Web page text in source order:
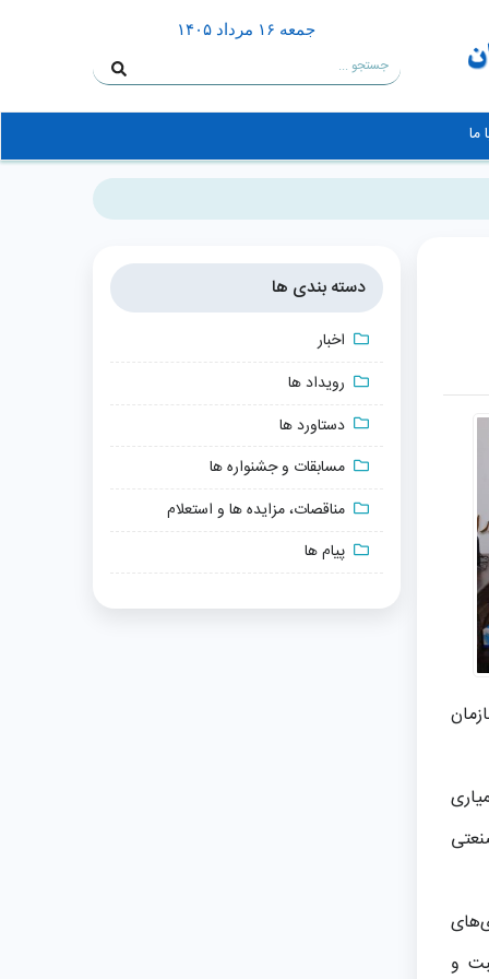
جمعه ۱۶ مرداد ۱۴۰۵
ما
و
دسته بندی ها
اخبار
رویداد ها
دستاورد ها
مسابقات و جشنواره ها
مناقصات، مزایده ها و استعلام
پیام ها